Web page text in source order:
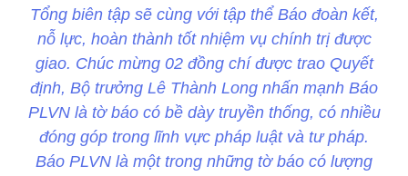
Tổng biên tập sẽ cùng với tập thể Báo đoàn kết,
nỗ lực, hoàn thành tốt nhiệm vụ chính trị được
giao. Chúc mừng 02 đồng chí được trao Quyết
định, Bộ trưởng Lê Thành Long nhấn mạnh Báo
PLVN là tờ báo có bề dày truyền thống, có nhiều
đóng góp trong lĩnh vực pháp luật và tư pháp.
Báo PLVN là một trong những tờ báo có lượng